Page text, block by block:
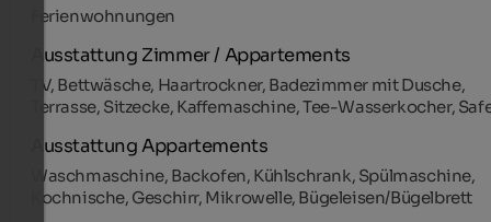
Ferienwohnungen
Ausstattung Zimmer / Appartements
TV, Bettwäsche, Haartrockner, Badezimmer mit Dusche,
Terrasse, Sitzecke, Kaffemaschine, Tee-Wasserkocher,
Ausstattung Appartements
Waschmaschine, Backofen, Kühlschrank, Spülmaschine,
Kochnische, Geschirr, Mikrowelle, Bügeleisen/Bügelbrett